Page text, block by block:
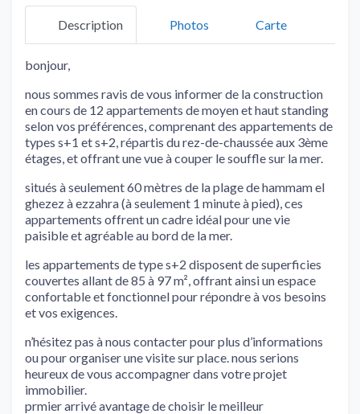
Description Photos Carte
bonjour,
nous sommes ravis de vous informer de la construction
en cours de 12 appartements de moyen et haut standing
selon vos préférences, comprenant des appartements de
types s+1 et s+2, répartis du rez-de-chaussée aux 3ème
étages, et offrant une vue à couper le souffle sur la mer.
situés à seulement 60 mètres de la plage de hammam el
ghezez à ezzahra (à seulement 1 minute à pied), ces
appartements offrent un cadre idéal pour une vie
paisible et agréable au bord de la mer.
les appartements de type s+2 disposent de superficies
couvertes allant de 85 à 97 m², offrant ainsi un espace
confortable et fonctionnel pour répondre à vos besoins
et vos exigences.
n’hésitez pas à nous contacter pour plus d’informations
ou pour organiser une visite sur place. nous serions
heureux de vous accompagner dans votre projet
immobilier.
prmier arrivé avantage de choisir le meilleur